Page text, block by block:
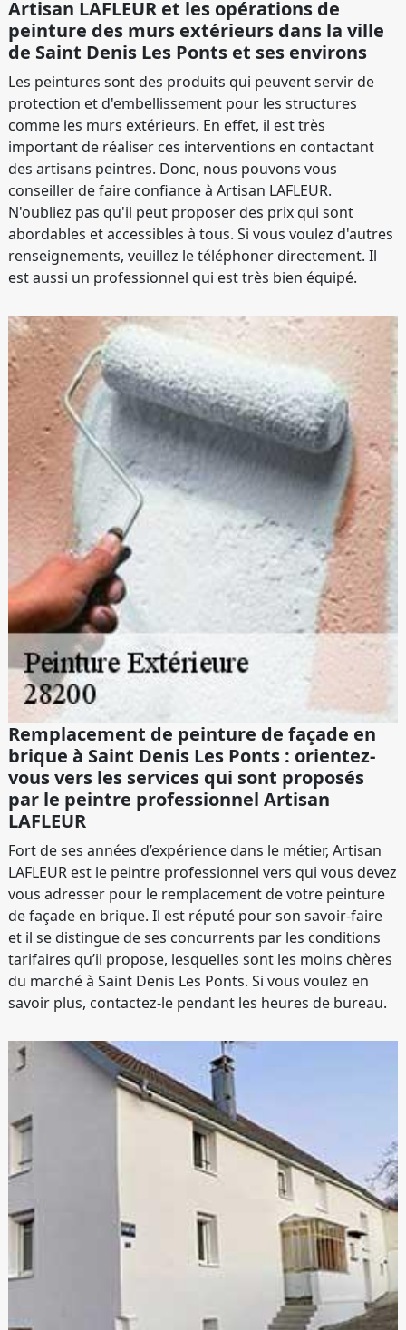
Artisan LAFLEUR et les opérations de
peinture des murs extérieurs dans la ville
de Saint Denis Les Ponts et ses environs
Les peintures sont des produits qui peuvent servir de
protection et d'embellissement pour les structures
comme les murs extérieurs. En effet, il est très
important de réaliser ces interventions en contactant
des artisans peintres. Donc, nous pouvons vous
conseiller de faire confiance à Artisan LAFLEUR.
N'oubliez pas qu'il peut proposer des prix qui sont
abordables et accessibles à tous. Si vous voulez d'autres
renseignements, veuillez le téléphoner directement. Il
est aussi un professionnel qui est très bien équipé.
Remplacement de peinture de façade en
brique à Saint Denis Les Ponts : orientez-
vous vers les services qui sont proposés
par le peintre professionnel Artisan
LAFLEUR
Fort de ses années d’expérience dans le métier, Artisan
LAFLEUR est le peintre professionnel vers qui vous devez
vous adresser pour le remplacement de votre peinture
de façade en brique. Il est réputé pour son savoir-faire
et il se distingue de ses concurrents par les conditions
tarifaires qu’il propose, lesquelles sont les moins chères
du marché à Saint Denis Les Ponts. Si vous voulez en
savoir plus, contactez-le pendant les heures de bureau.